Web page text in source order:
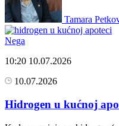
Tamara
Nega
10:20 10.07.2026
10.07.2026
Hidrogen u kućnoj